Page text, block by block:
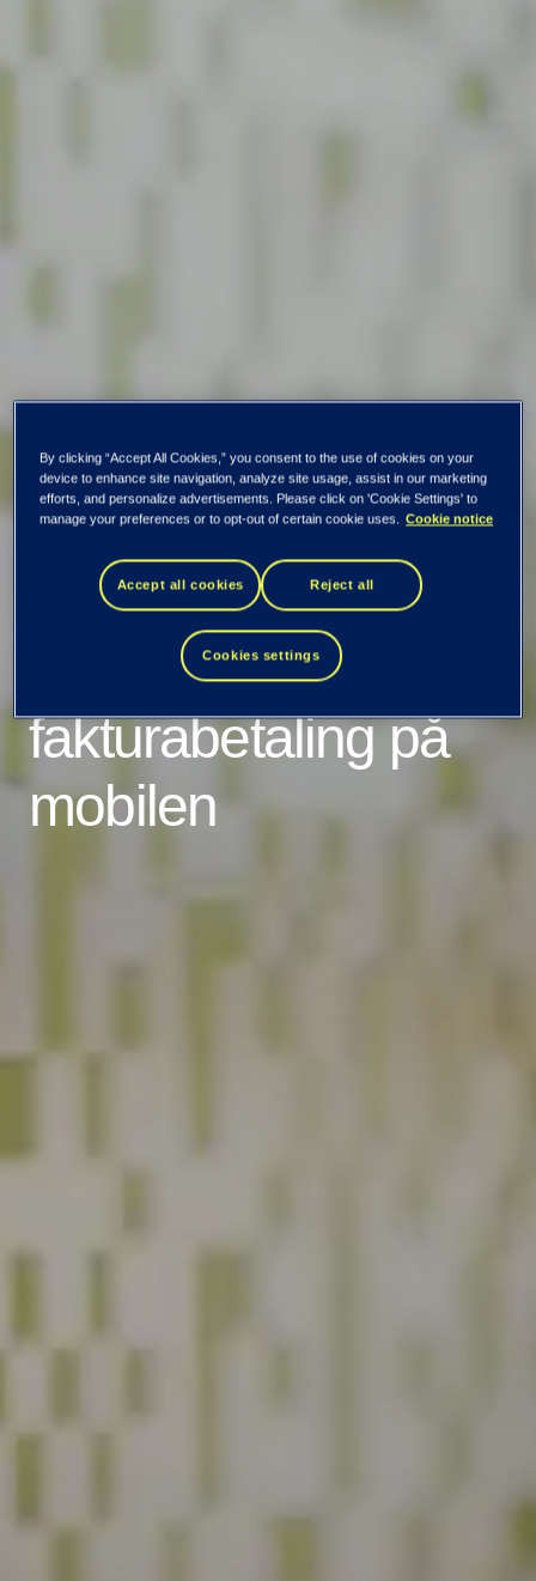
mCASH og EVRY
lanserer KID-fri
fakturabetaling på
mobilen
By clicking “Accept All Cookies,” you consent to the use of cookies on your
device to enhance site navigation, analyze site usage, assist in our marketing
efforts, and personalize advertisements. Please click on 'Cookie Settings' to
manage your preferences or to opt-out of certain cookie uses.
Cookie notice
Accept all cookies Reject all
Cookies settings